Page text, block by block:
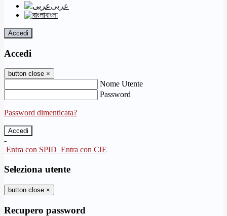
عربى
বাংলা
Accedi
Accedi
button close ×
Nome Utente
Password
Password dimenticata?
-
Entra con SPID Entra con CIE
Seleziona utente
button close ×
Recupero password